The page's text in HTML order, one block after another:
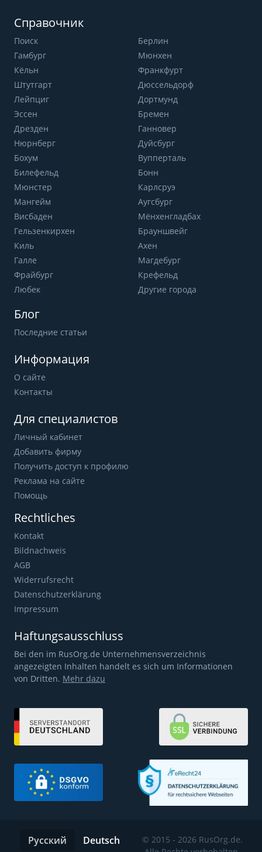
Справочник
Поиск
Берлин
Гамбург
Мюнхен
Кёльн
Франкфурт
Штутгарт
Дюссельдорф
Лейпциг
Дортмунд
Эссен
Бремен
Дрезден
Ганновер
Нюрнберг
Дуйсбург
Бохум
Вупперталь
Билефельд
Бонн
Мюнстер
Карлсруэ
Мангейм
Аугсбург
Висбаден
Мёнхенгладбах
Гельзенкирхен
Брауншвейг
Киль
Ахен
Галле
Магдебург
Фрайбург
Крефельд
Любек
Другие города
Блог
Последние статьи
Информация
О сайте
Контакты
Для специалистов
Личный кабинет
Добавить фирму
Получить доступ к профилю
Реклама на сайте
Помощь
Rechtliches
Kontakt
Bildnachweis
AGB
Widerrufsrecht
Datenschutzerklärung
Impressum
Haftungsausschluss
Bei den im RusOrg.de Unternehmensverzeichnis
angezeigten Inhalten handelt es sich um Informationen
von Dritten. Mehr dazu
© 2015 - 2026 RusOrg.de.
Русский Deutsch